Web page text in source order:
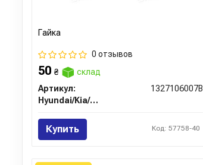
Гайка
0 отзывов
50 ₴
склад
Артикул:
1327106007B
Hyundai/Kia/Mobis
Купить Код: 57758-40